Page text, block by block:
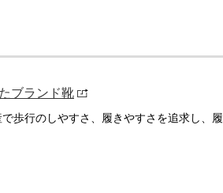
ブランド靴
歩行のしやすさ、履きやすさを追求し、履